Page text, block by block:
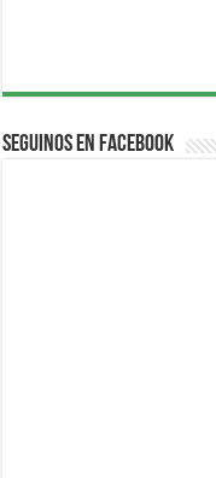
Seguinos en Facebook